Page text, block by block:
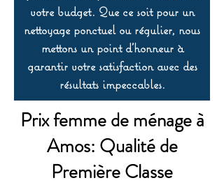
votre budget. Que ce soit pour un
nettoyage ponctuel ou régulier, nous
mettons un point d’honneur à
garantir votre satisfaction avec des
résultats impeccables.
Prix femme de ménage à
Amos: Qualité de
Première Classe